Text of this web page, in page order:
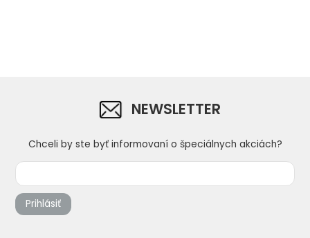
NEWSLETTER
Chceli by ste byť informovaní o špeciálnych akciách?
Prihlásiť